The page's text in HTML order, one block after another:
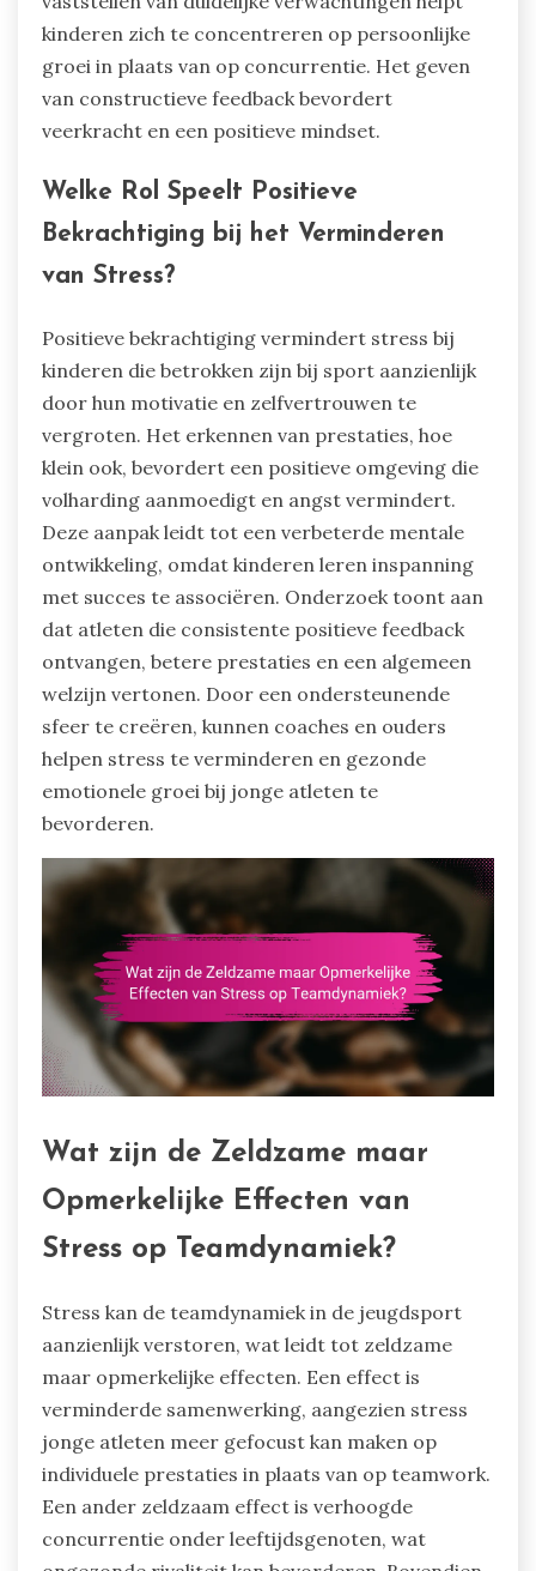
kinderen zich te concentreren op persoonlijke
groei in plaats van op concurrentie. Het geven
van constructieve feedback bevordert
veerkracht en een positieve mindset.
Welke Rol Speelt Positieve
Bekrachtiging bij het Verminderen
van Stress?
Positieve bekrachtiging vermindert stress bij
kinderen die betrokken zijn bij sport aanzienlijk
door hun motivatie en zelfvertrouwen te
vergroten. Het erkennen van prestaties, hoe
klein ook, bevordert een positieve omgeving die
volharding aanmoedigt en angst vermindert.
Deze aanpak leidt tot een verbeterde mentale
ontwikkeling, omdat kinderen leren inspanning
met succes te associëren. Onderzoek toont aan
dat atleten die consistente positieve feedback
ontvangen, betere prestaties en een algemeen
welzijn vertonen. Door een ondersteunende
sfeer te creëren, kunnen coaches en ouders
helpen stress te verminderen en gezonde
emotionele groei bij jonge atleten te
bevorderen.
Wat zijn de Zeldzame maar
Opmerkelijke Effecten van
Stress op Teamdynamiek?
Stress kan de teamdynamiek in de jeugdsport
aanzienlijk verstoren, wat leidt tot zeldzame
maar opmerkelijke effecten. Een effect is
verminderde samenwerking, aangezien stress
jonge atleten meer gefocust kan maken op
individuele prestaties in plaats van op teamwork.
Een ander zeldzaam effect is verhoogde
concurrentie onder leeftijdsgenoten, wat